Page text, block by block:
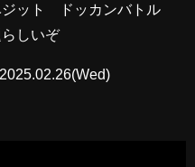
ット ドッカンバトル
しいぞ
2025.02.26(Wed)